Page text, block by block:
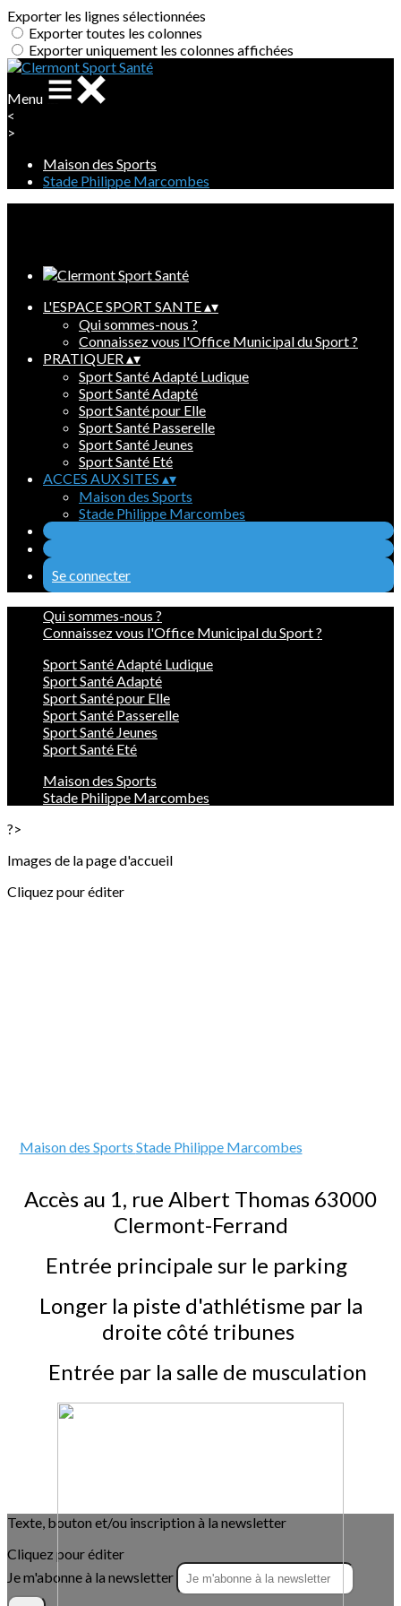
Exporter les lignes sélectionnées
Exporter toutes les colonnes
Exporter uniquement les colonnes affichées
Menu
<
>
Maison des Sports
Stade Philippe Marcombes
L'ESPACE SPORT SANTE▴▾
Qui sommes-nous ?
Connaissez vous l'Office Municipal du Sport ?
PRATIQUER▴▾
Sport Santé Adapté Ludique
Sport Santé Adapté
Sport Santé pour Elle
Sport Santé Passerelle
Sport Santé Jeunes
Sport Santé Eté
ACCES AUX SITES ▴▾
Maison des Sports
Stade Philippe Marcombes
Se connecter
Qui sommes-nous ?
Connaissez vous l'Office Municipal du Sport ?
Sport Santé Adapté Ludique
Sport Santé Adapté
Sport Santé pour Elle
Sport Santé Passerelle
Sport Santé Jeunes
Sport Santé Eté
Maison des Sports
Stade Philippe Marcombes
?>
Images de la page d'accueil
Cliquez pour éditer
Texte, bouton et/ou inscription à la newsletter
Cliquez pour éditer
Je m'abonne à la newsletter
Maison des Sports Stade Philippe Marcombes
Accès au 1, rue Albert Thomas 63000
Clermont-Ferrand
Entrée principale sur le parking
Longer la piste d'athlétisme par la
droite côté tribunes
Entrée par la salle de musculation